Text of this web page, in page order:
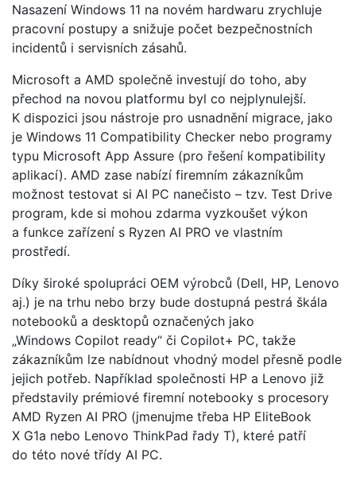
Nasazení Windows 11 na novém hardwaru zrychluje
pracovní postupy a snižuje počet bezpečnostních
incidentů i servisních zásahů.
Microsoft a AMD společně investují do toho, aby
přechod na novou platformu byl co nejplynulejší.
K dispozici jsou nástroje pro usnadnění migrace, jako
je Windows 11 Compatibility Checker nebo programy
typu Microsoft App Assure (pro řešení kompatibility
aplikací). AMD zase nabízí firemním zákazníkům
možnost testovat si AI PC nanečisto – tzv. Test Drive
program, kde si mohou zdarma vyzkoušet výkon
a funkce zařízení s Ryzen AI PRO ve vlastním
prostředí.
Díky široké spolupráci OEM výrobců (Dell, HP, Lenovo
aj.) je na trhu nebo brzy bude dostupná pestrá škála
notebooků a desktopů označených jako
„Windows Copilot ready“ či Copilot+ PC, takže
zákazníkům lze nabídnout vhodný model přesně podle
jejich potřeb. Například společnosti HP a Lenovo již
představily prémiové firemní notebooky s procesory
AMD Ryzen AI PRO (jmenujme třeba HP EliteBook
X G1a nebo Lenovo ThinkPad řady T), které patří
do této nové třídy AI PC.